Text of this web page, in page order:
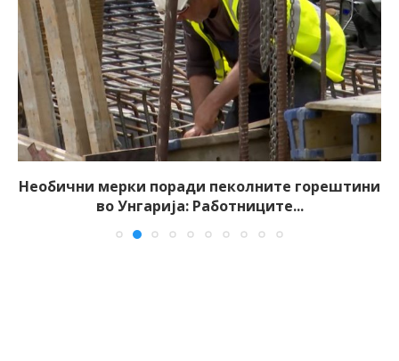
Необични мерки поради пеколните горештини
во Унгарија: Работниците...